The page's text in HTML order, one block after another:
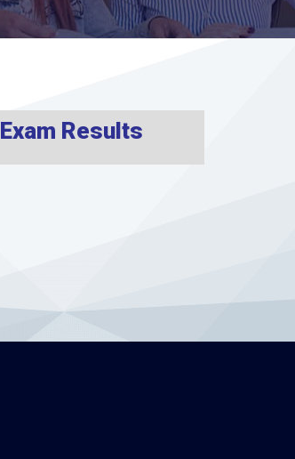
Exam Results